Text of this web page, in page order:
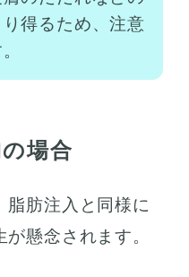
得るため、注意
場合
脂肪注入と同様に
が懸念されます。